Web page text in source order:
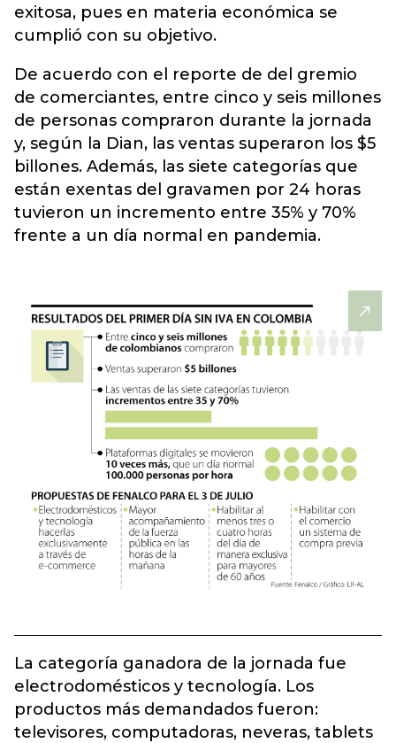
exitosa, pues en materia económica se
cumplió con su objetivo.
De acuerdo con el reporte de del gremio
de comerciantes, entre cinco y seis millones
de personas compraron durante la jornada
y, según la Dian, las ventas superaron los $5
billones. Además, las siete categorías que
están exentas del gravamen por 24 horas
tuvieron un incremento entre 35% y 70%
frente a un día normal en pandemia.
La categoría ganadora de la jornada fue
electrodomésticos y tecnología. Los
productos más demandados fueron:
televisores, computadoras, neveras, tablets